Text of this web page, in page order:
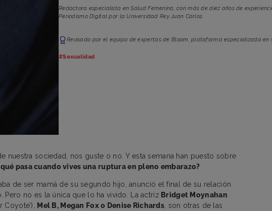
Redactora especialista en Salud Femenina, con más de diez años de
Periodismo Digital por la Universidad Rey Juan Carlos.
Revisado por el equipo de expertas de Bloom, plataforma especializada en
#Sexualidad
nuestra sociedad, nos guste o no. Y esta semana han puesto sobre
pasa cuando vives una ruptura en pleno embarazo?
de ser mamá de su segundo hijo, anunció el final de su relación
no es la única que lo ha vivido. La actriz Bridget Moynahan
Mel B, Megan Fox o Denise Richards , son otras de las